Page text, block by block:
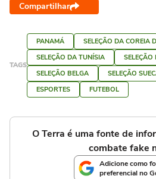
Compartilhar
TAGS
PANAMÁ
SELEÇÃO DA COREIA
SELEÇÃO DA TUNÍSIA
SELEÇÃO
SELEÇÃO BELGA
SELEÇÃO
ESPORTES
FUTEBOL
O Terra é uma fonte de
combate fake
Adicione como
preferencial no